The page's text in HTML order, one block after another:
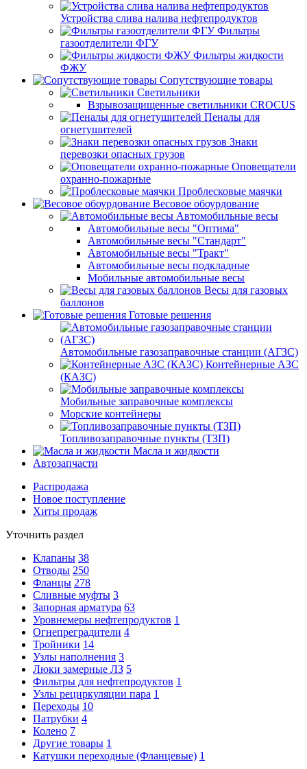
Устройства слива налива нефтепродуктов
Фильтры
газоотделители ФГУ
Фильтры жидкости
ФЖУ
Сопутствующие товары
Светильники
Взрывозащищенные светильники CROCUS
Пеналы для
огнетушителей
Знаки
перевозки опасных грузов
Оповещатели
охранно-пожарные
Проблесковые маячки
Весовое обоурдование
Автомобильные весы
Автомобильные весы "Оптима"
Автомобильные весы "Стандарт"
Автомобильные весы "Тракт"
Автомобильные весы подкладные
Мобильные автомобильные весы
Весы для газовых
баллонов
Готовые решения
Автомобильные газозаправочные станции (АГЗС)
Контейнерные АЗС
(КАЗС)
Мобильные заправочные комплексы
Морские контейнеры
Топливозаправочные пункты (ТЗП)
Масла и жидкости
Автозапчасти
Распродажа
Новое поступление
Хиты продаж
Уточнить раздел
Клапаны 38
Отводы 250
Фланцы 278
Сливные муфты 3
Запорная арматура 63
Уровнемеры нефтепродуктов 1
Огнепреградители 4
Тройники 14
Узлы наполнения 3
Люки замерные ЛЗ 5
Фильтры для нефтепродуктов 1
Узлы рециркуляции пара 1
Переходы 10
Патрубки 4
Колено 7
Другие товары 1
Катушки переходные (Фланцевые) 1